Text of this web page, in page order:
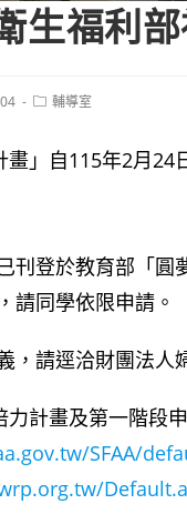
生福利
Post輔導室
畫」自115年2月24
刊登於教育部「圓
請同學依限申請。
，請逕洽財團法人
計畫及第一階段
SFAA/